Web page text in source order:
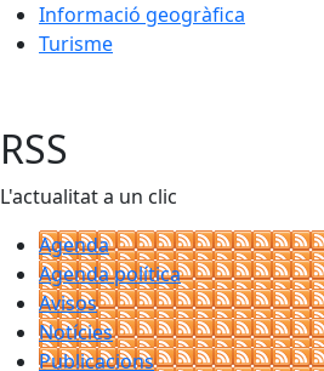
Informació geogràfica
Turisme
RSS
L'actualitat a un clic
Agenda
Agenda política
Avisos
Notícies
Publicacions